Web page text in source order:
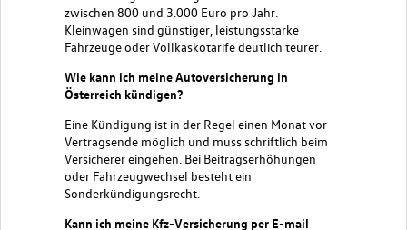
zwischen 800 und 3.000 Euro pro Jahr.
Kleinwagen sind günstiger, leistungsstarke
Fahrzeuge oder Vollkaskotarife deutlich teurer.
Wie kann ich meine Autoversicherung in
Österreich kündigen?
Eine Kündigung ist in der Regel einen Monat vor
Vertragsende möglich und muss schriftlich beim
Versicherer eingehen. Bei Beitragserhöhungen
oder Fahrzeugwechsel besteht ein
Sonderkündigungsrecht.
Kann ich meine Kfz-Versicherung per E-mail